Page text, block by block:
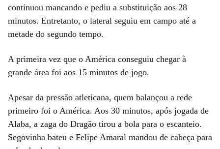
continuou mancando e pediu a substituição aos 28
minutos. Entretanto, o lateral seguiu em campo até a
metade do segundo tempo.
A primeira vez que o América conseguiu chegar à
grande área foi aos 15 minutos de jogo.
Apesar da pressão atleticana, quem balançou a rede
primeiro foi o América. Aos 30 minutos, após jogada de
Alaba, a zaga do Dragão tirou a bola para o escanteio.
Segovinha bateu e Felipe Amaral mandou de cabeça para